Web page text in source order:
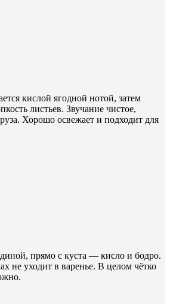
кислой ягодной нотой, затем
листьев. Звучание чистое,
Хорошо освежает и подходит для
прямо с куста — кисло и бодро.
не уходит в варенье. В целом чётко